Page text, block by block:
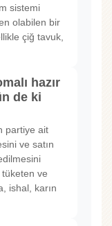
sistemi
olabilen bir
çiğ tavuk,
hazır
de ki
partiye ait
ve satın
ve
ishal, karın